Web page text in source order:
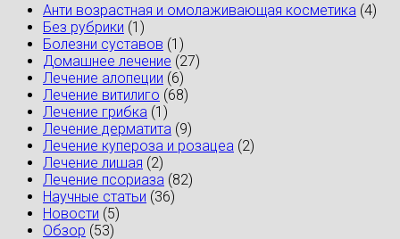
Анти возрастная и омолаживающая косметика (4)
Без рубрики (1)
Болезни суставов (1)
Домашнее лечение (27)
Лечение алопеции (6)
Лечение витилиго (68)
Лечение грибка (1)
Лечение дерматита (9)
Лечение купероза и розацеа (2)
Лечение лишая (2)
Лечение псориаза (82)
Научные статьи (36)
Новости (5)
Обзор (53)